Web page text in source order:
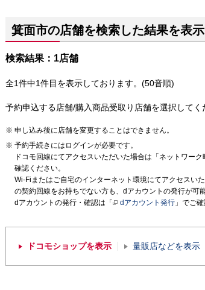
箕面市の店舗を検索した結果を表
検索結果：1店舗
全1件中1件目を表示しております。(50音順)
予約申込する店舗/購入商品受取り店舗を選択してく
申し込み後に店舗を変更することはできません。
予約手続きにはログインが必要です。
ドコモ回線にてアクセスいただいた場合は「ネットワー
確認ください。
Wi-Fiまたはご自宅のインターネット環境にてアクセスい
の契約回線をお持ちでない方も、dアカウントの発行が可能
dアカウントの発行・確認は「
dアカウント発行 」でご
ドコモショップを表示 量販店などを表示